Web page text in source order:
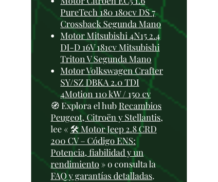
PureTech 180 180cv DS 7
Crossback Segunda Mano
Motor Mitsubishi 4N15 2.4
DI-D 16V 181cv Mitsubishi
Triton V Segunda Mano
Motor Volkswagen Crafter
SY/SZ DBKA 2.0 TDI
4Motion 110 kW / 150 cv
🧭 Explora el hub Recambios
Peugeot, Citroën y Stellantis,
lee « 🛠️ Motor Jeep 2.8 CRD
200 CV – Código ENS:
Potencia, fiabilidad y un
rendimiento » o consulta la
FAQ y garantías detalladas.